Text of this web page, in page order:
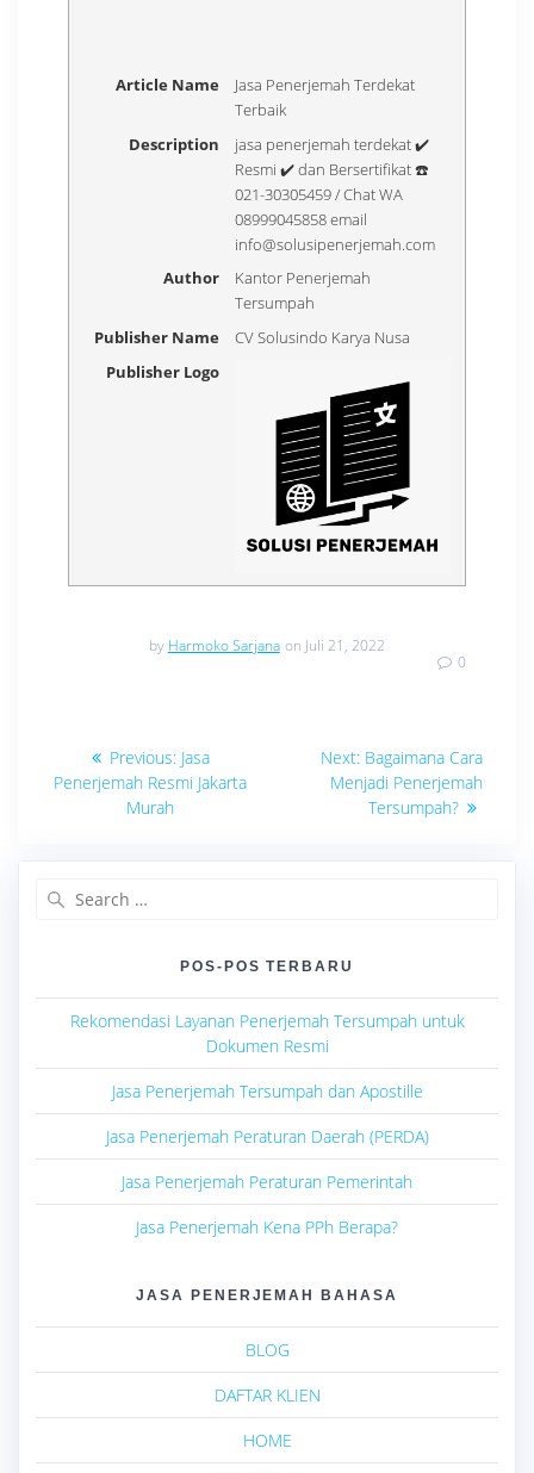
Article Name
Jasa Penerjemah Terdekat
Terbaik
Description
jasa penerjemah terdekat ✔️
Resmi ✔️ dan Bersertifikat ☎️
021-30305459 / Chat WA
08999045858 email
info@solusipenerjemah.com
Author
Kantor Penerjemah
Tersumpah
Publisher Name
CV Solusindo Karya Nusa
Publisher Logo
by Harmoko Sarjana on Juli 21, 2022
0
Navigasi
pos
Previous: Previous
post:
Jasa
Penerjemah Resmi Jakarta
Murah
Next: Next
post:
Bagaimana Cara
Menjadi Penerjemah
Tersumpah?
POS-POS TERBARU
Rekomendasi Layanan Penerjemah Tersumpah untuk
Dokumen Resmi
Jasa Penerjemah Tersumpah dan Apostille
Jasa Penerjemah Peraturan Daerah (PERDA)
Jasa Penerjemah Peraturan Pemerintah
Jasa Penerjemah Kena PPh Berapa?
JASA PENERJEMAH BAHASA
BLOG
DAFTAR KLIEN
HOME